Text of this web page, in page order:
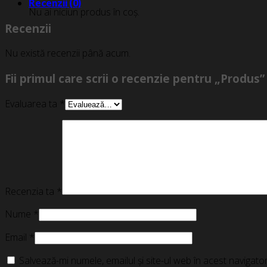
Nu ai niciun produs în coș.
Recenzii (0)
Recenzii
Nu există recenzii până acum.
Fii primul care scrii o recenzie pentru „Produs”
Evaluarea ta *
Recenzia ta *
Nume *
Email *
Salvează-mi numele, emailul și site-ul web în acest